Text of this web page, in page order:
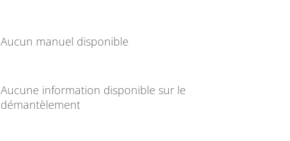
Aucun manuel disponible
Aucune information disponible sur le
démantèlement